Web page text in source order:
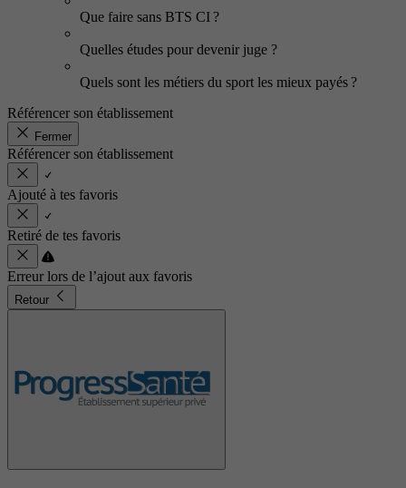
Que faire sans BTS CI ?
Quelles études pour devenir juge ?
Quels sont les métiers du sport les mieux payés ?
Référencer son établissement
Fermer
Référencer son établissement
Ajouté à tes favoris
Retiré de tes favoris
Erreur lors de l’ajout aux favoris
Retour